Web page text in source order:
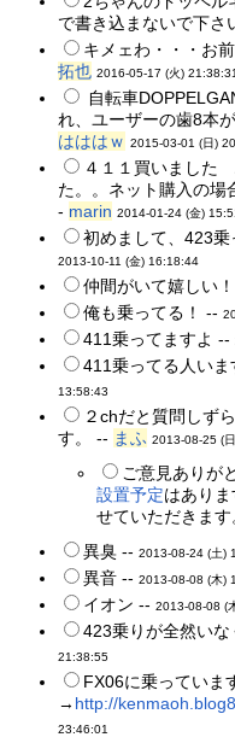
で書き込まないで下
キメェわ・・・お
拓也 2016-05-17 (火) 21:38:31
自転車
れ、ユーザーの歯8本
はははｗ 2015-03-01 (日)
４１１買いました
た。。ネット購入の場
- marin 2014-01-24 (金)
初めまして、423
2013-10-11 (金) 16:18:44
仲間がいて嬉しい
俺も乗ってる！ --
411乗ってますよ --
411乗ってる人いま
13:58:43
２chだと質問しず
す。 -- まふ 2013-08-25 (
ご意見ありが
設置予定はあり
せていただきま
異臭 --2013-08-24 (土)
異音 --2013-08-08 (木)
イオン --2013-08-08 (
423乗りが全然い
21:38:55
FX06に乗っていま
→ http://
23:46:01